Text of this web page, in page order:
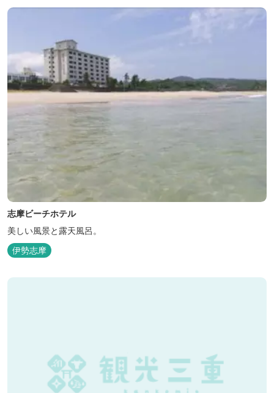
志摩ビーチホテル
美しい風景と露天風呂。
伊勢志摩